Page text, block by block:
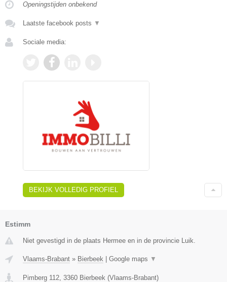
Openingstijden onbekend
Laatste facebook posts ▼
Sociale media:
BEKIJK VOLLEDIG PROFIEL
Estimm
Niet gevestigd in de plaats Hermee en in de provincie Luik.
Vlaams-Brabant » Bierbeek Google maps ▼
Pimberg 112 3360 Bierbeek (Vlaams-Brabant)